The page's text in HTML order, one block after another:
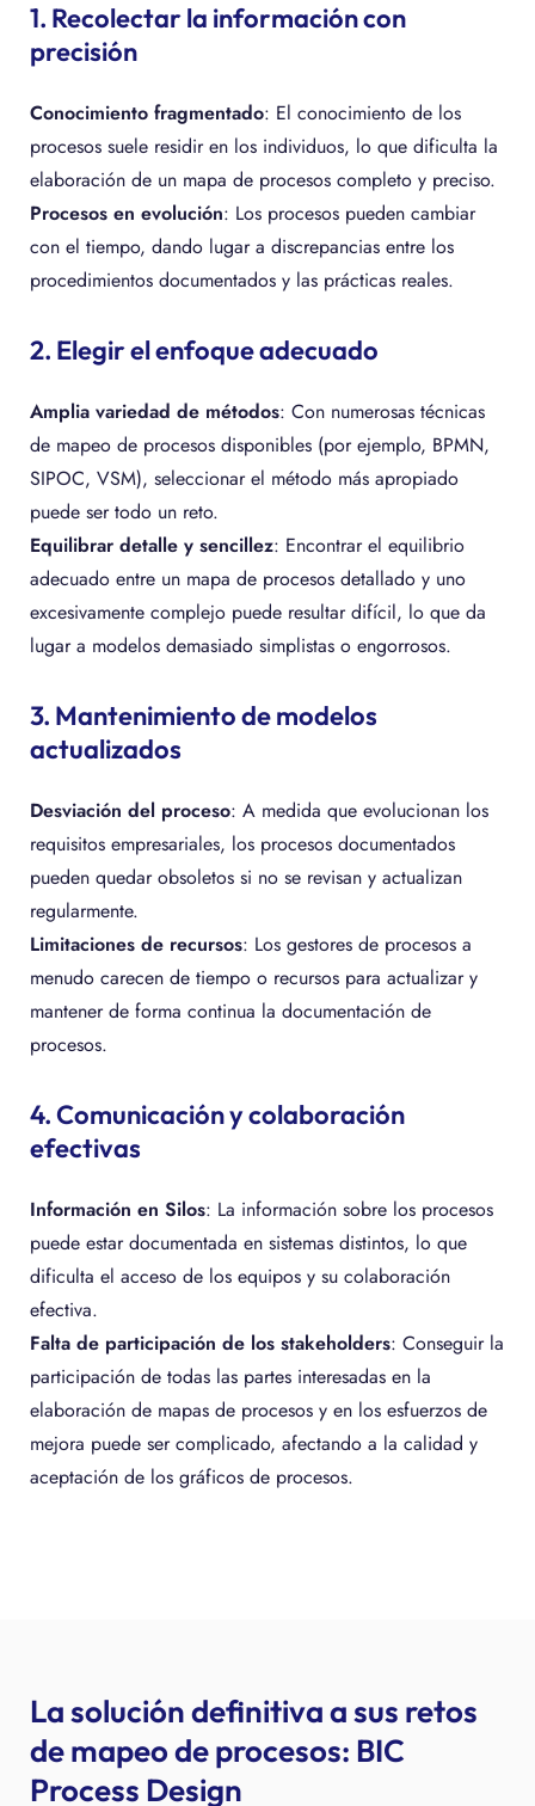
1. Recolectar la información con
precisión
Conocimiento fragmentado: El conocimiento de los
procesos suele residir en los individuos, lo que dificulta la
elaboración de un mapa de procesos completo y preciso.
Procesos en evolución: Los procesos pueden cambiar
con el tiempo, dando lugar a discrepancias entre los
procedimientos documentados y las prácticas reales.
2. Elegir el enfoque adecuado
Amplia variedad de métodos: Con numerosas técnicas
de mapeo de procesos disponibles (por ejemplo, BPMN,
SIPOC, VSM), seleccionar el método más apropiado
puede ser todo un reto.
Equilibrar detalle y sencillez: Encontrar el equilibrio
adecuado entre un mapa de procesos detallado y uno
excesivamente complejo puede resultar difícil, lo que da
lugar a modelos demasiado simplistas o engorrosos.
3. Mantenimiento de modelos
actualizados
Desviación del proceso: A medida que evolucionan los
requisitos empresariales, los procesos documentados
pueden quedar obsoletos si no se revisan y actualizan
regularmente.
Limitaciones de recursos: Los gestores de procesos a
menudo carecen de tiempo o recursos para actualizar y
mantener de forma continua la documentación de
procesos.
4. Comunicación y colaboración
efectivas
Información en Silos: La información sobre los procesos
puede estar documentada en sistemas distintos, lo que
dificulta el acceso de los equipos y su colaboración
efectiva.
Falta de participación de los stakeholders: Conseguir la
participación de todas las partes interesadas en la
elaboración de mapas de procesos y en los esfuerzos de
mejora puede ser complicado, afectando a la calidad y
aceptación de los gráficos de procesos.
La solución definitiva a sus retos
de mapeo de procesos: BIC
Process Design